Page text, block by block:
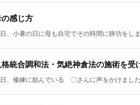
感じ方
、小暑の日に母も自宅でその時間に静功をし
格統合調和法・気絶神倉法の施術を受
、修練に励んでいる 〇さんに声をかけまし